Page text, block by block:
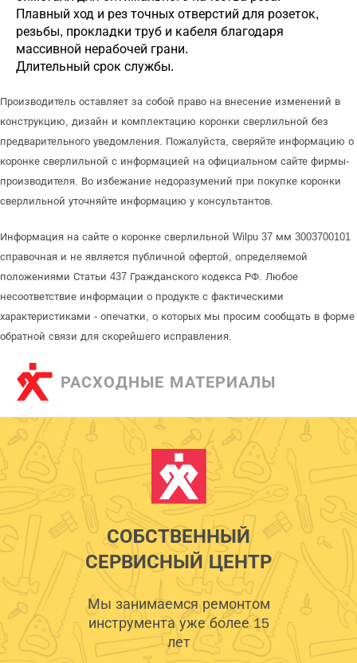
Плавный ход и рез точных отверстий для розеток,
резьбы, прокладки труб и кабеля благодаря
массивной нерабочей грани.
Длительный срок службы.
Производитель оставляет за собой право на внесение изменений в
конструкцию, дизайн и комплектацию коронки сверлильной без
предварительного уведомления. Пожалуйста, сверяйте информацию о
коронке сверлильной с информацией на официальном сайте фирмы-
производителя. Во избежание недоразумений при покупке коронки
сверлильной уточняйте информацию у консультантов.
Информация на сайте о коронке сверлильной Wilpu 37 мм 3003700101
справочная и не является публичной офертой, определяемой
положениями Статьи 437 Гражданского кодекса РФ. Любое
несоответствие информации о продукте с фактическими
характеристиками - опечатки, о которых мы просим сообщать в форме
обратной связи для скорейшего исправления.
РАСХОДНЫЕ МАТЕРИАЛЫ
СОБСТВЕННЫЙ
СЕРВИСНЫЙ ЦЕНТР
Мы занимаемся ремонтом
инструмента уже более 15
лет